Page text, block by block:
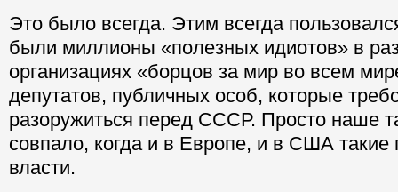
Это было всегда. Этим всегда
были миллионы «полезных идиотов» в
организациях «борцов за мир во всем
депутатов, публичных особ, которые
разоружиться перед СССР. Просто наше
совпало, когда и в Европе, и в США такие
власти.